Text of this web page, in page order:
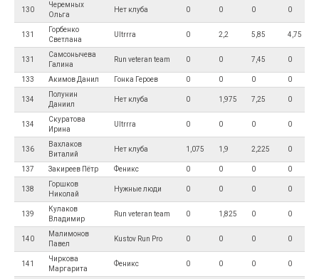
130
Черемных
Ольга
Нет клуба 0 0 0 0
131
Горбенко
Светлана
Ultrrra 0 2,2 5,85 4,75
131
Самсонычева
Галина
Run veteran team 0 0 7,45 0
133 Акимов Данил Гонка Героев 0 0 0 0
134
Полунин
Даниил
Нет клуба 0 1,975 7,25 0
134
Скуратова
Ирина
Ultrrra 0 0 0 0
136
Вахлаков
Виталий
Нет клуба 1,075 1,9 2,225 0
137 Закиреев Пётр Феникс 0 0 0 0
138
Горшков
Николай
Нужные люди 0 0 0 0
139
Кулаков
Владимир
Run veteran team 0 1,825 0 0
140
Малимонов
Павел
Kustov Run Pro 0 0 0 0
141
Чиркова
Маргарита
Феникс 0 0 0 0